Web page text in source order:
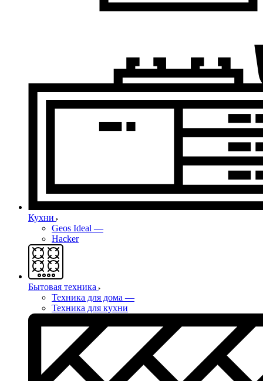
Кухни
Geos Ideal —
Hacker
Бытовая техника
Техника для дома —
Техника для кухни